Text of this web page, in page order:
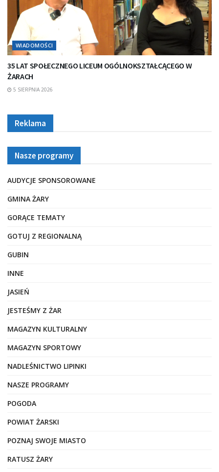
WIADOMOŚCI
35 LAT SPOŁECZNEGO LICEUM OGÓLNOKSZTAŁCĄCEGO W
ŻARACH
5 SIERPNIA 2026
Reklama
Nasze programy
AUDYCJE SPONSOROWANE
GMINA ŻARY
GORĄCE TEMATY
GOTUJ Z REGIONALNĄ
GUBIN
INNE
JASIEŃ
JESTEŚMY Z ŻAR
MAGAZYN KULTURALNY
MAGAZYN SPORTOWY
NADLEŚNICTWO LIPINKI
NASZE PROGRAMY
POGODA
POWIAT ŻARSKI
POZNAJ SWOJE MIASTO
RATUSZ ŻARY